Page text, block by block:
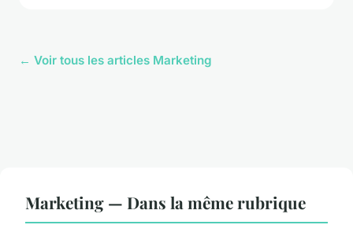
← Voir tous les articles Marketing
Marketing — Dans la même rubrique